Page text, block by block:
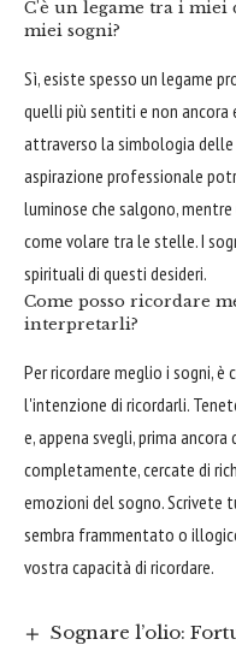
C'è un legame tra i
miei sogni?
Sì, esiste spesso un legame
quelli più sentiti e non ancora
attraverso la simbologia
aspirazione professionale
luminose che salgono,
come volare tra le stelle. I
spirituali di questi desideri.
Come posso ricordare
interpretarli?
Per ricordare meglio i sogni,
l'intenzione di ricordarli.
e, appena svegli, prima
completamente, cercate di
emozioni del sogno. Scrivete
sembra frammentato o
vostra capacità di ricordare.
Sognare l’olio: